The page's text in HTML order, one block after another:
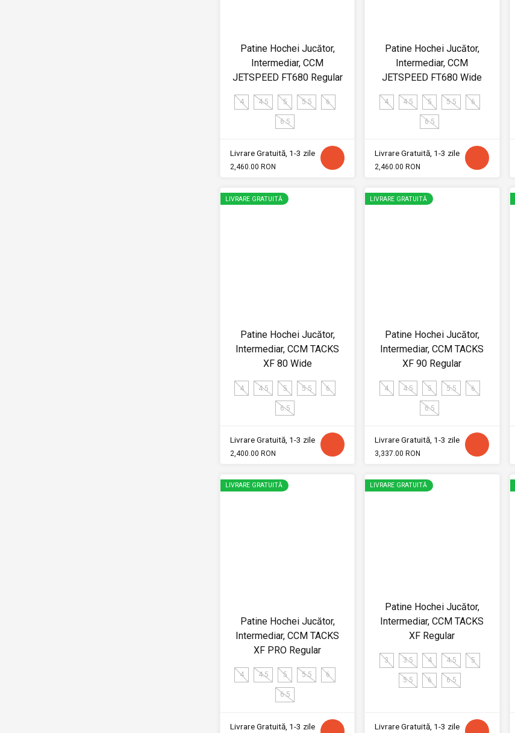
Patine Hochei Jucător,
Intermediar, CCM
JETSPEED FT680 Regular
4 4.5 5 5.5 6
6.5
Livrare Gratuită, 1-3 zile
2,460.00 RON
Patine Hochei Jucător,
Intermediar, CCM
JETSPEED FT680 Wide
4 4.5 5 5.5 6
6.5
Livrare Gratuită, 1-3 zile
2,460.00 RON
LIVRARE GRATUITĂ
Patine Hochei Jucător,
Intermediar, CCM TACKS
XF 80 Wide
4 4.5 5 5.5 6
6.5
Livrare Gratuită, 1-3 zile
2,400.00 RON
LIVRARE GRATUITĂ
Patine Hochei Jucător,
Intermediar, CCM TACKS
XF 90 Regular
4 4.5 5 5.5 6
6.5
Livrare Gratuită, 1-3 zile
3,337.00 RON
LIVRARE GRATUITĂ
Patine Hochei Jucător,
Intermediar, CCM TACKS
XF PRO Regular
4 4.5 5 5.5 6
6.5
Livrare Gratuită, 1-3 zile
LIVRARE GRATUITĂ
Patine Hochei Jucător,
Intermediar, CCM TACKS
XF Regular
3 3.5 4 4.5 5
5.5 6 6.5
Livrare Gratuită, 1-3 zile